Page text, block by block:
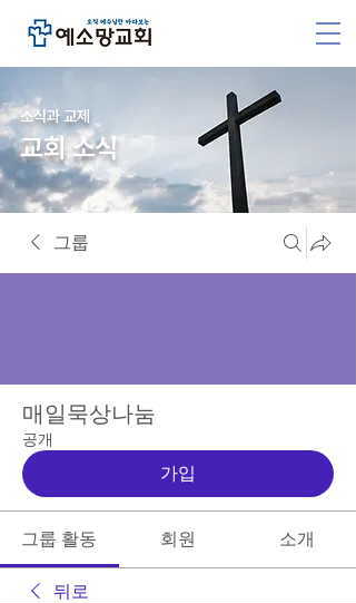
소식과 교제
교회 소식
그룹
매일묵상나눔
공개
가입
그룹 활동 회원 소개
뒤로